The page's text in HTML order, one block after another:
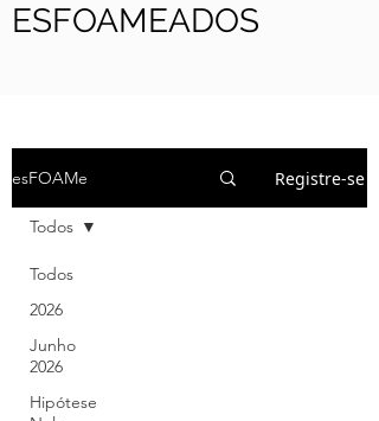
ESFOAMEADOS
esFOAMe Registre-se
Todos
2026
Junho
2026
Hipótese
Todos